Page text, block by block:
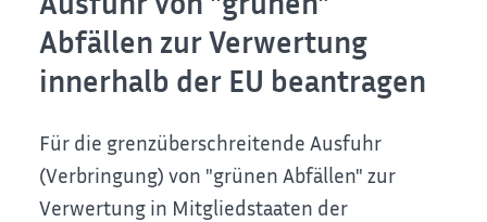
Abfällen zur Verwertung
innerhalb der EU beantragen
Für die grenzüberschreitende Ausfuhr
(Verbringung) von "grünen Abfällen" zur
Verwertung in Mitgliedstaaten der